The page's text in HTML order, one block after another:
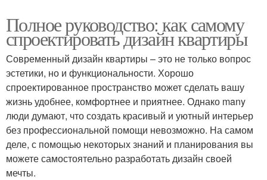
Полное руководство: как самому
спроектировать дизайн квартиры
Современный дизайн квартиры – это не только вопрос
эстетики, но и функциональности. Хорошо
спроектированное пространство может сделать вашу
жизнь удобнее, комфортнее и приятнее. Однако many
люди думают, что создать красивый и уютный интерьер
без профессиональной помощи невозможно. На самом
деле, с помощью некоторых знаний и планирования вы
можете самостоятельно разработать дизайн своей
мечты.